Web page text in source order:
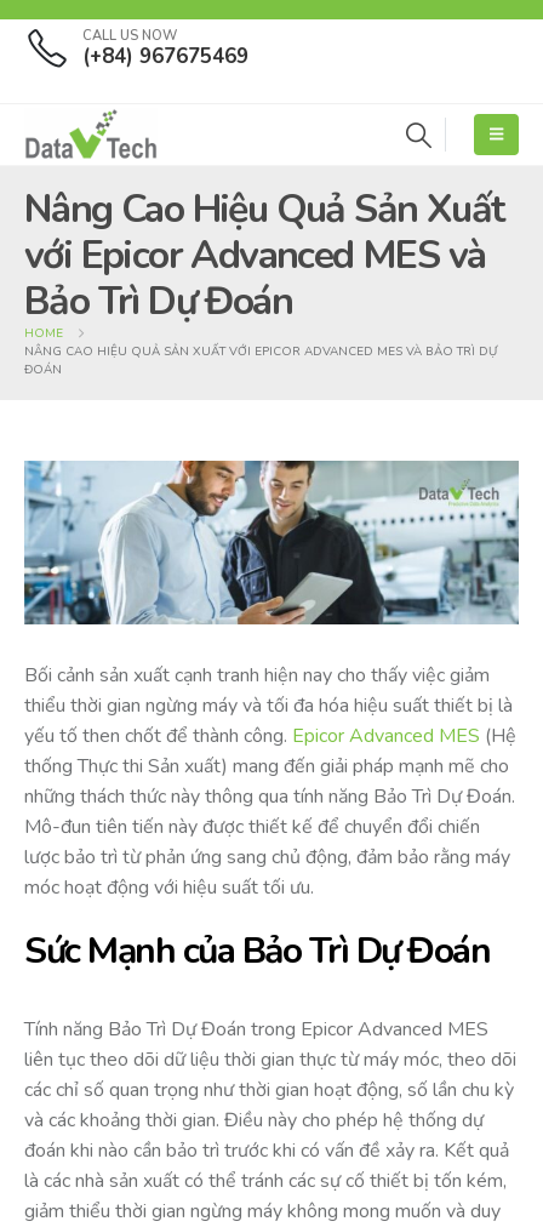
CALL US NOW
(+84) 967675469
Nâng Cao Hiệu Quả Sản Xuất
với Epicor Advanced MES và
Bảo Trì Dự Đoán
HOME
NÂNG CAO HIỆU QUẢ SẢN XUẤT VỚI EPICOR ADVANCED MES VÀ BẢO TRÌ DỰ
ĐOÁN
Bối cảnh sản xuất cạnh tranh hiện nay cho thấy việc giảm
thiểu thời gian ngừng máy và tối đa hóa hiệu suất thiết bị là
yếu tố then chốt để thành công. Epicor Advanced MES (Hệ
thống Thực thi Sản xuất) mang đến giải pháp mạnh mẽ cho
những thách thức này thông qua tính năng Bảo Trì Dự Đoán.
Mô-đun tiên tiến này được thiết kế để chuyển đổi chiến
lược bảo trì từ phản ứng sang chủ động, đảm bảo rằng máy
móc hoạt động với hiệu suất tối ưu.
Sức Mạnh của Bảo Trì Dự Đoán
Tính năng Bảo Trì Dự Đoán trong Epicor Advanced MES
liên tục theo dõi dữ liệu thời gian thực từ máy móc, theo dõi
các chỉ số quan trọng như thời gian hoạt động, số lần chu kỳ
và các khoảng thời gian. Điều này cho phép hệ thống dự
đoán khi nào cần bảo trì trước khi có vấn đề xảy ra. Kết quả
là các nhà sản xuất có thể tránh các sự cố thiết bị tốn kém,
giảm thiểu thời gian ngừng máy không mong muốn và duy